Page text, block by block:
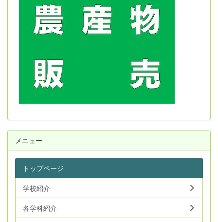
メニュー
トップページ
学校紹介
各学科紹介